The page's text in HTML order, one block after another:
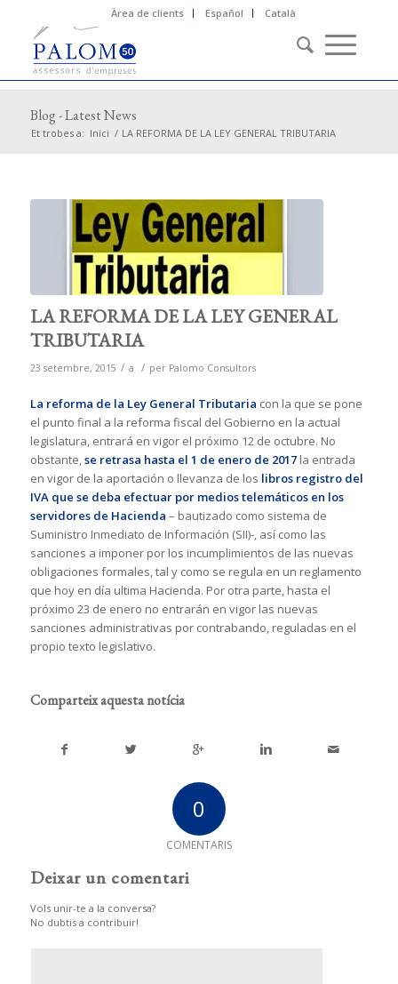
Àrea de clients Español Català
Blog - Latest News
Et trobes a: Inici / LA REFORMA DE LA LEY GENERAL TRIBUTARIA
LA REFORMA DE LA LEY GENERAL
TRIBUTARIA
23 setembre, 2015 / a / per Palomo Consultors
La reforma de la Ley General Tributaria con la que se pone
el punto final a la reforma fiscal del Gobierno en la actual
legislatura, entrará en vigor el próximo 12 de octubre. No
obstante,se retrasa hasta el 1 de enero de 2017la entrada
en vigor de la aportación o llevanza de los libros registro del
IVA que se deba efectuar por medios telemáticos en los
servidores de Hacienda – bautizado como sistema de
Suministro Inmediato de Información (SII)-, así como las
sanciones a imponer por los incumplimientos de las nuevas
obligaciones formales, tal y como se regula en un reglamento
que hoy en día ultima Hacienda. Por otra parte, hasta el
próximo 23 de enero no entrarán en vigor las nuevas
sanciones administrativas por contrabando, reguladas en el
propio texto legislativo.
Comparteix aquesta notícia
0
COMENTARIS
Deixar un comentari
Vols unir-te a la conversa?
No dubtis a contribuir!